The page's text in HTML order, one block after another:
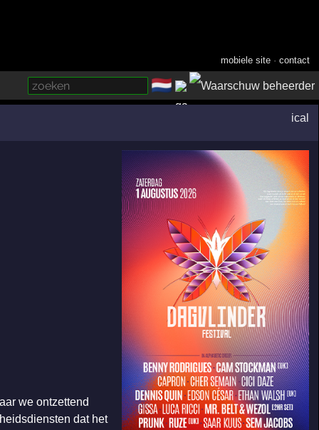
mobiele site ·contact
🇳🇱
ical
we ontzettend
dat het